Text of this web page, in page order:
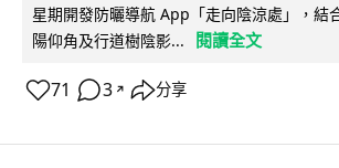
星期開發防曬導航 App「走向陰涼處」，結
陽仰角及行道樹陰影...
閱讀全文
71 3 ↗ 分享